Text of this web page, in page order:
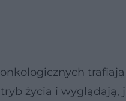
życia i wyglądają,